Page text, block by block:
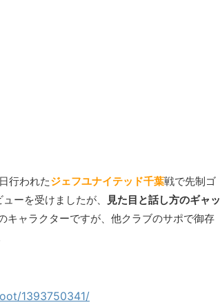
行われたジェフユナイテッド千葉戦で先制ゴ
ーを受けましたが、
見た目と話し方のギャッ
キャラクターですが、他クラブのサポで御存
1393750341/